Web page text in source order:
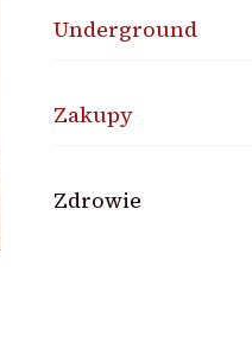
Underground
Zakupy
Zdrowie